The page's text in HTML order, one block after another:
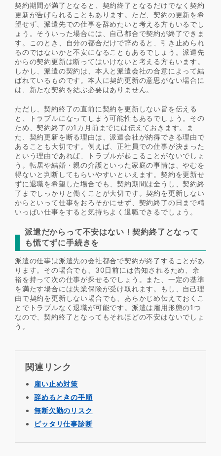
契約期間が満了となると、契約終了となるだけでなく契約
更新が告げられることもあります。ただ、契約の更新を希
望せず、派遣先での仕事を辞めたいと考える方もいるでし
ょう。そういった場合には、自己都合で契約が終了できま
す。このとき、自分の都合だけで辞めると、引き止められ
るのではないかと不安になることもあるでしょう。派遣先
からの契約更新は断ってはいけないと考える方もいます。
しかし、派遣の契約は、本人と派遣会社の合意によって結
ばれているものです。本人に契約更新の意思がない場合に
は、新たな契約を結ぶ必要はありません。
ただし、契約終了の直前に契約を更新しない旨を伝える
と、トラブルになってしまう可能性もあるでしょう。その
ため、契約終了の1カ月前までには伝えておきます。ま
た、契約更新を断る理由は、派遣会社が納得できる理由で
あることも大切です。例えば、正社員での仕事が決まった
という理由であれば、トラブルが起こることがないでしょ
う。転居や結婚・親の介護といった家庭の事情は、やむを
得ないと判断してもらいやすいといえます。契約を更新せ
ずに退職を希望した場合でも、契約期間は全うし、契約終
了までしっかりと働くことが大切です。契約を更新しない
からといって仕事をおろそかにせず、契約終了の日まで精
いっぱい仕事をすると気持ちよく退職できるでしょう。
派遣だからって不安はない！契約終了となって
も慌てずに手続きを
派遣の仕事は派遣先の会社都合で契約が終了することがあ
ります。その場合でも、30日前には告知されるため、余
裕を持って次の仕事が探せるでしょう。また、一定の基準
を満たす場合には失業保険が受け取れます。もし、自己理
由で契約を更新しない場合でも、あらかじめ伝えておくこ
とでトラブルなく退職が可能です。派遣は雇用形態の1つ
なので、契約終了となってもそれほどの不安はないでしょ
う。
関連リンク
雇い止め対策
辞めるときの手順
無断欠勤のリスク
ピッタリ仕事診断